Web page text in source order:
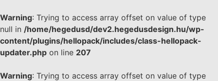
Warning: Trying to access array offset on value of type
null in /home/hegedusd/dev2.hegedusdesign.hu/wp-
content/plugins/hellopack/includes/class-hellopack-
updater.php on line 207
Warning: Trying to access array offset on value of type